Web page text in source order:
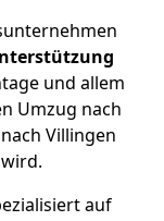
und allem
Umzug nach
Villingen
auf